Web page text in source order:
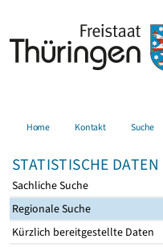
Home Kontakt Suche
STATISTISCHE DATEN
Sachliche Suche
Regionale Suche
Kürzlich bereitgestellte Daten